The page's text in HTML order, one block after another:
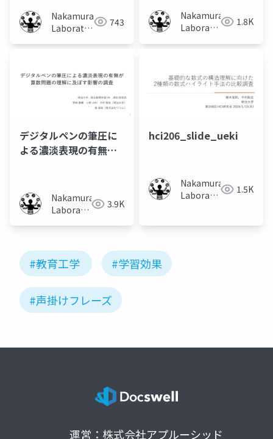
Nakamura
Laboratory
743
Nakamura
Laboratory
1.8K
デジタルペンの筆圧に
よる濃淡表現の有無が
Nakamura
Laboratory
3.9K
hci206_slide_ueki
Nakamura
Laboratory
1.5K
#教育工学 #学習効果
#声掛けフレーズ
運営：株式会社アプルーシッド